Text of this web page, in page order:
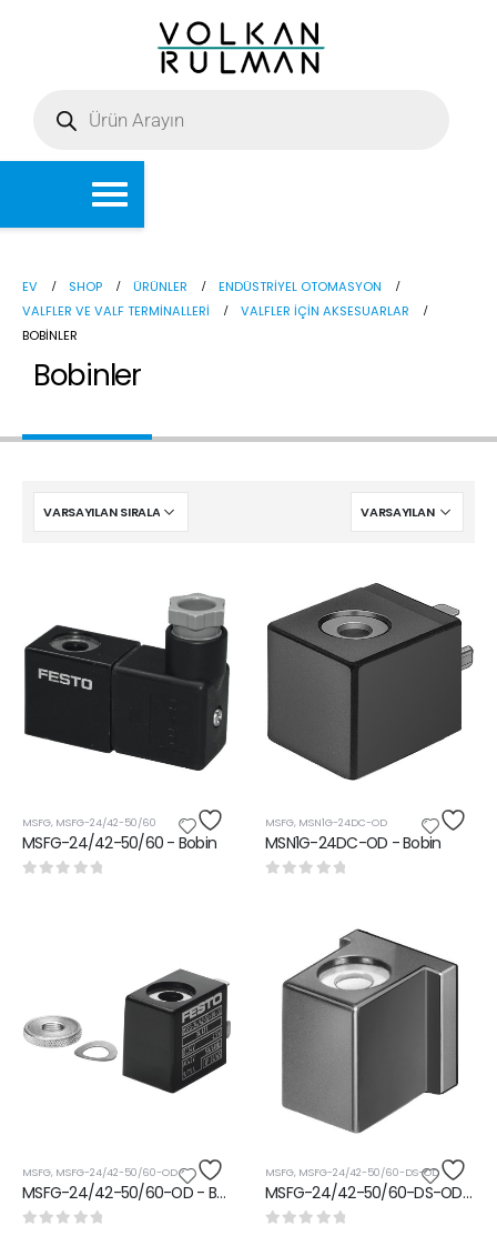
EV SHOP ÜRÜNLER
ENDÜSTRIYEL OTOMASYON
VALFLER VE VALF TERMINALLERI
VALFLER IÇIN AKSESUARLAR
BOBINLER
Bobinler
MSFG, MSFG-24/42-50/60
MSFG-24/42-50/60 - Bobin
MSFG, MSN1G-24DC-OD
MSN1G-24DC-OD - Bobin
MSFG, MSFG-24/42-50/60-OD
MSFG-24/42-50/60-OD - Bobin
MSFG, MSFG-24/42-50/60-DS-OD
MSFG-24/42-50/60-DS-OD - Bobin